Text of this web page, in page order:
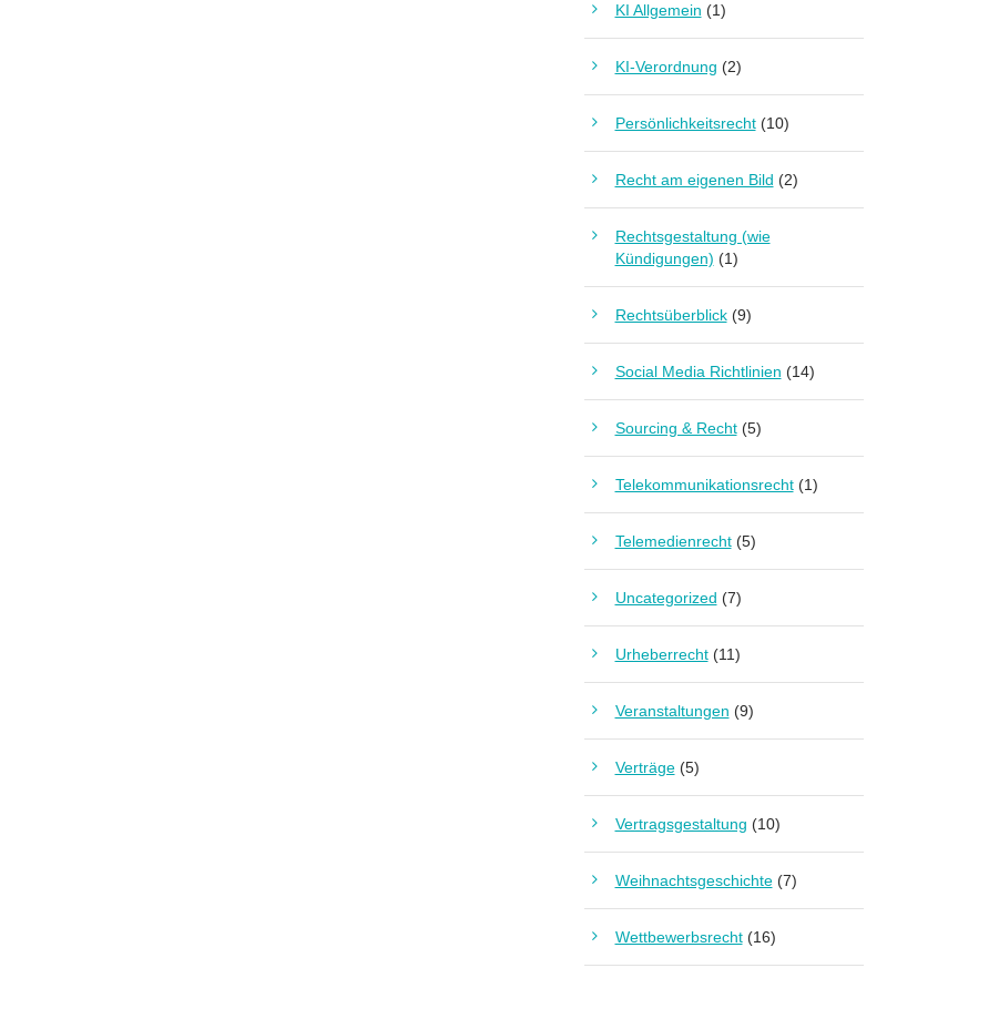
KI Allgemein (1)
KI-Verordnung (2)
Persönlichkeitsrecht(10)
Recht am eigenen Bild (2)
Rechtsgestaltung (wie
Kündigungen) (1)
Rechtsüberblick(9)
Social Media Richtlinien (14)
Sourcing & Recht(5)
Telekommunikationsrecht(1)
Telemedienrecht(5)
Uncategorized (7)
Urheberrecht(11)
Veranstaltungen (9)
Verträge(5)
Vertragsgestaltung (10)
Weihnachtsgeschichte(7)
Wettbewerbsrecht(16)